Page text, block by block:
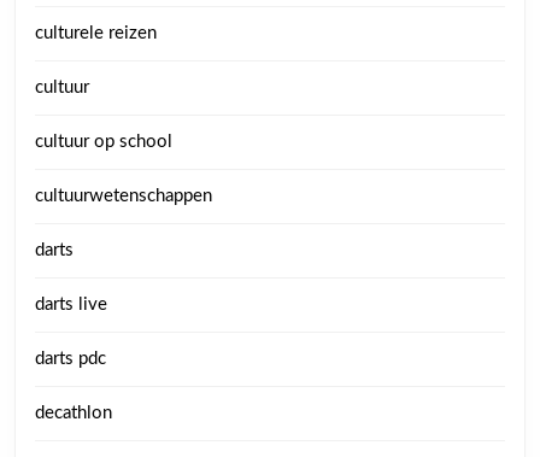
culturele reizen
cultuur
cultuur op school
cultuurwetenschappen
darts
darts live
darts pdc
decathlon